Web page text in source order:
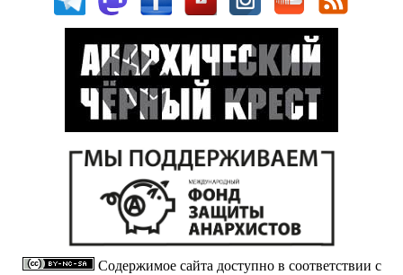
Содержимое сайта доступно в соответствии с